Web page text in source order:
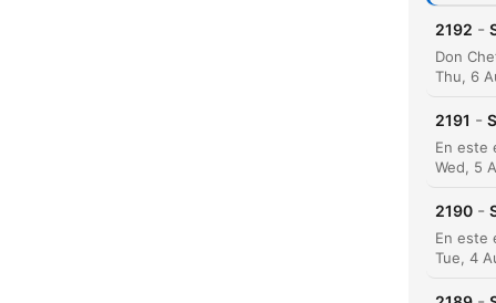
2192 -
Thu, 6
2191 -
Wed, 5
2190 -
Tue, 4